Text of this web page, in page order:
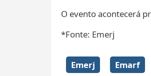
O evento acontecerá
*Fonte: Emerj
Emerj
Emarf